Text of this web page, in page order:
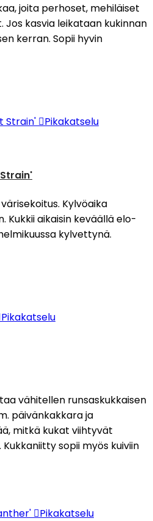
joita perhoset, mehiläiset
kasvia leikataan kukinnan
kerran. Sopii hyvin
Pikakatselu
Strain'
Kylvöaika
Kukkii aikaisin keväällä elo-
kylvettynä.
Pikakatselu
vähitellen runsaskukkaisen
päivänkakkara ja
mitkä kukat viihtyvät
sopii myös kuiviin
Pikakatselu